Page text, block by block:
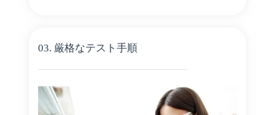
03. 厳格なテスト手順